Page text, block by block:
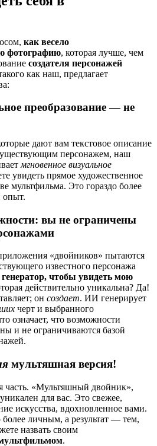
как весело
фотографию, которая лучше, чем
создателя персонажей
как наш, предлагает
преобразование — не
дают вам текстовое описание
персонажем, наш
мгновенное визуальное
увидеть прямое художественное
мультфильма. Это гораздо более
опыт.
вы не ограничены
«двойников» пытаются
известного персонажа
генератор, чтобы увидеть мою
действительно уникальна? Да!
он создает. ИИ генерирует
черт и выбранного
означает, что возможности
и не ограничиваются базой
мультяшная версия!
часть. «Мультяшный двойник»,
для вас. Это свежее,
искусства, вдохновленное вами.
личным, а результат — тем,
назвать своим
.